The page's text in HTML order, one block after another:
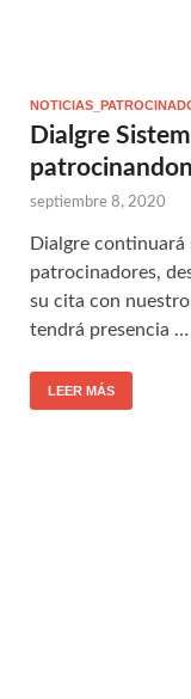
Dialgre
septiembre 8, 2020
Dialgre
patrocinadores,
su cita con
tendrá presencia …
LEER MÁS